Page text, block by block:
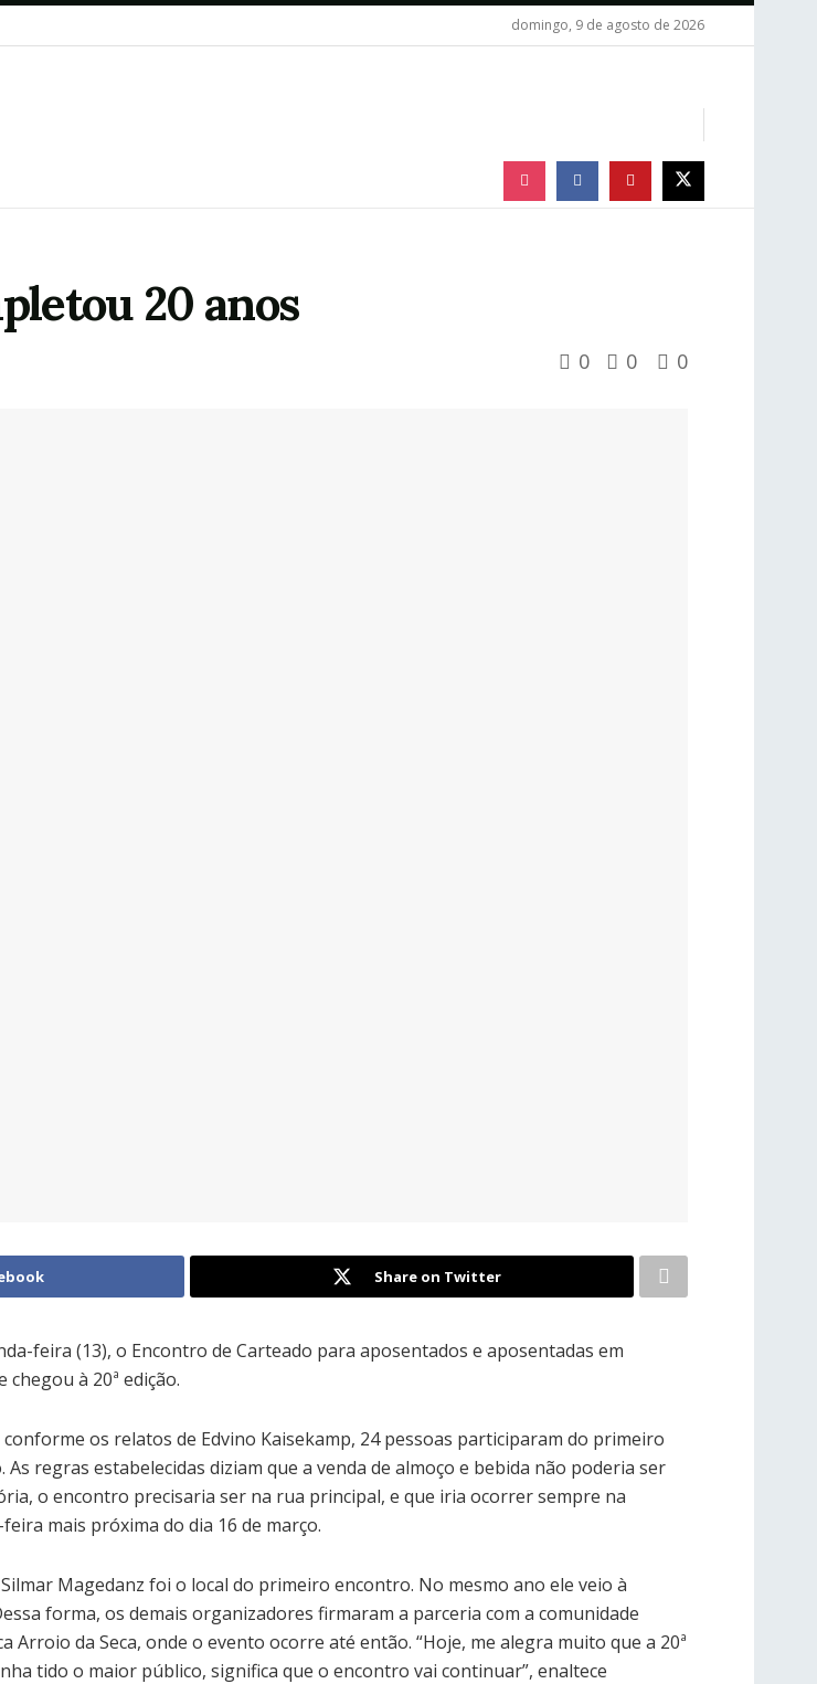
domingo, 9 de agosto de 2026
20 anos
0 0 0
Share on Twitter
feira (13), o Encontro de Carteado para aposentados e aposentadas em
chegou à 20ª edição.
conforme os relatos de Edvino Kaisekamp, 24 pessoas participaram do primeiro
As regras estabelecidas diziam que a venda de almoço e bebida não poderia ser
o encontro precisaria ser na rua principal, e que iria ocorrer sempre na
mais próxima do dia 16 de março.
Magedanz foi o local do primeiro encontro. No mesmo ano ele veio à
forma, os demais organizadores firmaram a parceria com a comunidade
Arroio da Seca, onde o evento ocorre até então. “Hoje, me alegra muito que a 20ª
tido o maior público, significa que o encontro vai continuar”, enaltece